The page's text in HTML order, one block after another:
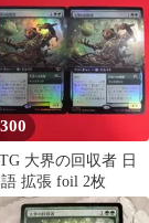
300
大界の回収者 日
拡張 foil 2枚